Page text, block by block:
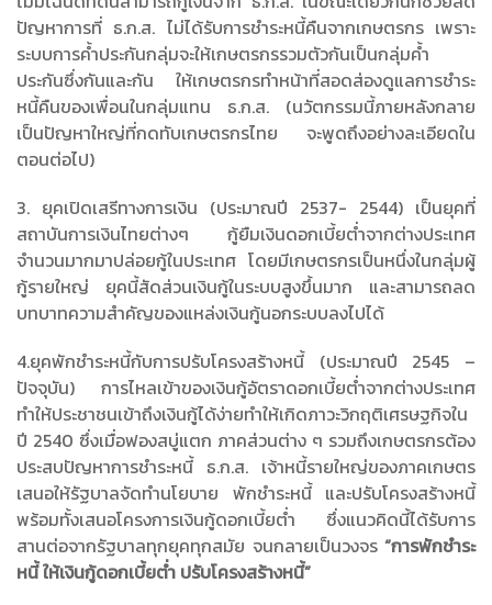
ปัญหาการที่ ธ.ก.ส. ไม่ได้รับการชำระหนี้คืนจากเกษตรกร เพราะ
ระบบการค้ำประกันกลุ่มจะให้เกษตรกรรวมตัวกันเป็นกลุ่มค้ำ
ประกันซึ่งกันและกัน ให้เกษตรกรทำหน้าที่สอดส่องดูแลการชำระ
หนี้คืนของเพื่อนในกลุ่มแทน ธ.ก.ส. (นวัตกรรมนี้ภายหลังกลาย
เป็นปัญหาใหญ่ที่กดทับเกษตรกรไทย จะพูดถึงอย่างละเอียดใน
ตอนต่อไป)
3. ยุคเปิดเสรีทางการเงิน (ประมาณปี 2537- 2544) เป็นยุคที่
สถาบันการเงินไทยต่างๆ กู้ยืมเงินดอกเบี้ยต่ำจากต่างประเทศ
จำนวนมากมาปล่อยกู้ในประเทศ โดยมีเกษตรกรเป็นหนึ่งในกลุ่มผู้
กู้รายใหญ่ ยุคนี้สัดส่วนเงินกู้ในระบบสูงขึ้นมาก และสามารถลด
บทบาทความสำคัญของแหล่งเงินกู้นอกระบบลงไปได้
4.ยุคพักชำระหนี้กับการปรับโครงสร้างหนี้ (ประมาณปี 2545 –
ปัจจุบัน) การไหลเข้าของเงินกู้อัตราดอกเบี้ยต่ำจากต่างประเทศ
ทำให้ประชาชนเข้าถึงเงินกู้ได้ง่ายทำให้เกิดภาวะวิกฤติเศรษฐกิจใน
ปี 2540 ซึ่งเมื่อฟองสบู่แตก ภาคส่วนต่าง ๆ รวมถึงเกษตรกรต้อง
ประสบปัญหาการชำระหนี้ ธ.ก.ส. เจ้าหนี้รายใหญ่ของภาคเกษตร
เสนอให้รัฐบาลจัดทำนโยบาย พักชำระหนี้ และปรับโครงสร้างหนี้
พร้อมทั้งเสนอโครงการเงินกู้ดอกเบี้ยต่ำ ซึ่งแนวคิดนี้ได้รับการ
สานต่อจากรัฐบาลทุกยุคทุกสมัย จนกลายเป็นวงจร “การพักชำระ
หนี้ ให้เงินกู้ดอกเบี้ยต่ำ ปรับโครงสร้างหนี้”